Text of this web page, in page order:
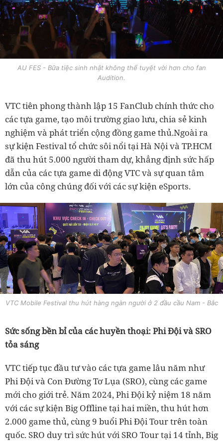
AU FES - Bữa tiệc sinh nhật không thể tuyệt vời hơn cho fan
Audition.
VTC tiên phong thành lập 15 FanClub chính thức cho
các tựa game, tạo môi trường giao lưu, chia sẻ kinh
nghiệm và phát triển cộng đồng game thủ.Ngoài ra
sự kiện Festival tổ chức sôi nổi tại Hà Nội và TP.HCM
đã thu hút 5.000 người tham dự, khẳng định sức hấp
dẫn của các tựa game di động VTC và sự quan tâm
lớn của công chúng đối với các sự kiện eSports.
VTC Mobile Festival thu hút hàng ngàn người ở 2 đầu cầu Nam - Bắc
Sức sống bền bỉ của các huyền thoại: Phi Đội và SRO
tỏa sáng
VTC tiếp tục đầu tư vào các tựa game lâu năm như
Phi Đội và Con Đường Tơ Lụa (SRO), cùng các game
mới cho giới trẻ. Năm 2024, Phi Đội kỷ niệm 18 năm
với các sự kiện Big Offline tại hai miền, thu hút hơn
2.000 game thủ, cùng 9 buổi Phi Đội Tour trên toàn
quốc. SRO duy trì sức hút với SRO Tour tại 14 tỉnh, Big